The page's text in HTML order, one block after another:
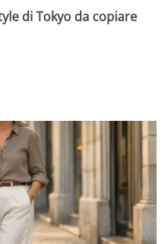
di Tokyo da copiare